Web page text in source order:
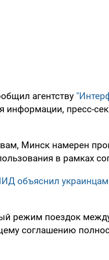
агентству
информации, пресс-
Минск намерен
в рамках
объяснил
режим поездок
соглашению